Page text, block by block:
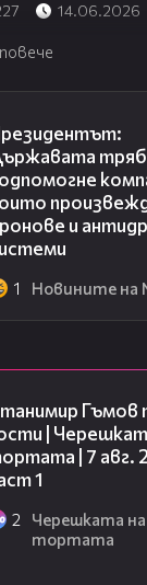
14.06.2026
и
1 Новините на
Гъмов
|
| 7 авг.
1
2
Черешката на
тортата